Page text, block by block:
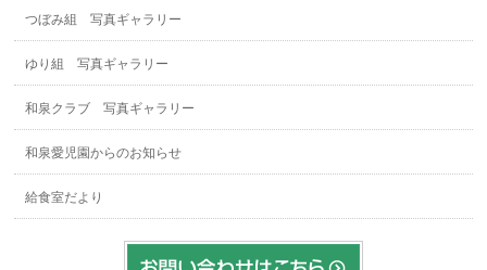
つぼみ組 写真ギャラリー
ゆり組 写真ギャラリー
和泉クラブ 写真ギャラリー
和泉愛児園からのお知らせ
給食室だより